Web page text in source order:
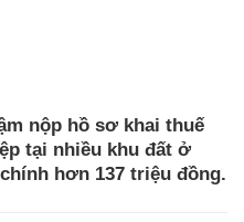
nộp hồ sơ khai thuế
tại nhiều khu đất ở
hơn 137 triệu đồng.